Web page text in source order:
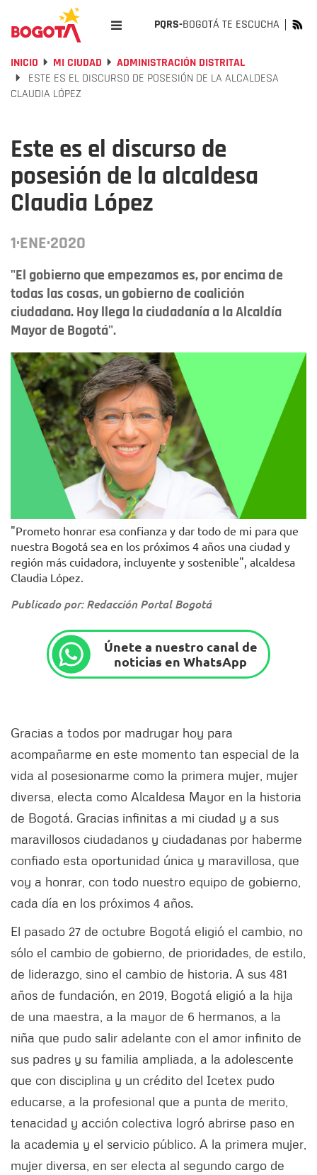
PQRS-BOGOTÁ TE ESCUCHA
INICIO MI CIUDAD
ADMINISTRACIÓN DISTRITAL
ESTE ES EL DISCURSO DE POSESIÓN DE LA ALCALDESA
CLAUDIA LÓPEZ
Este es el discurso de
posesión de la alcaldesa
Claudia López
1·ENE·2020
"El gobierno que empezamos es, por encima de
todas las cosas, un gobierno de coalición
ciudadana. Hoy llega la ciudadanía a la Alcaldía
Mayor de Bogotá".
"Prometo honrar esa confianza y dar todo de mi para que
nuestra Bogotá sea en los próximos 4 años una ciudad y
región más cuidadora, incluyente y sostenible", alcaldesa
Claudia López.
Publicado por: Redacción Portal Bogotá
Únete a nuestro canal de
noticias en WhatsApp
Gracias a todos por madrugar hoy para
acompañarme en este momento tan especial de la
vida al posesionarme como la primera mujer, mujer
diversa, electa como Alcaldesa Mayor en la historia
de Bogotá. Gracias infinitas a mi ciudad y a sus
maravillosos ciudadanos y ciudadanas por haberme
confiado esta oportunidad única y maravillosa, que
voy a honrar, con todo nuestro equipo de gobierno,
cada día en los próximos 4 años.
El pasado 27 de octubre Bogotá eligió el cambio, no
sólo el cambio de gobierno, de prioridades, de estilo,
de liderazgo, sino el cambio de historia. A sus 481
años de fundación, en 2019, Bogotá eligió a la hija
de una maestra, a la mayor de 6 hermanos, a la
niña que pudo salir adelante con el amor infinito de
sus padres y su familia ampliada, a la adolescente
que con disciplina y un crédito del Icetex pudo
educarse, a la profesional que a punta de merito,
tenacidad y acción colectiva logró abrirse paso en
la academia y el servicio público. A la primera mujer,
mujer diversa, en ser electa al segundo cargo de